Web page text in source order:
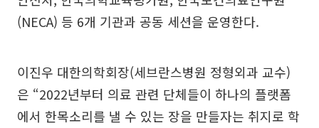
(NECA) 등 6개 기관과 공동 세션을 운영한다.
이진우 대한의학회장(세브란스병원 정형외과 교수)
은 “2022년부터 의료 관련 단체들이 하나의 플랫폼
에서 한목소리를 낼 수 있는 장을 만들자는 취지로 학